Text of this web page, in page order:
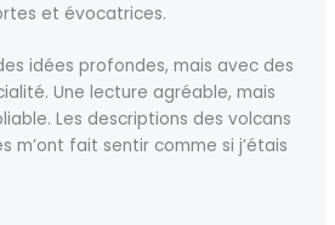
et évocatrices.
idées profondes, mais avec des
Une lecture agréable, mais
Les descriptions des volcans
m’ont fait sentir comme si j’étais